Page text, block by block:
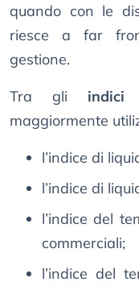
quando con le
riesce a far
gestione.
Tra gli
maggiormente
l’indice di
l’indice di
l’indice del
commerciali;
l’indice del